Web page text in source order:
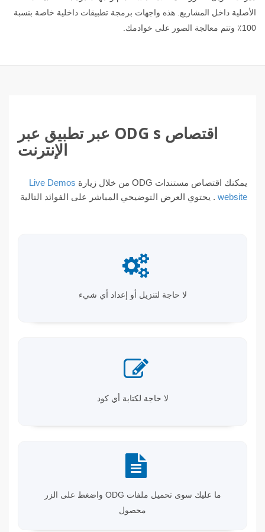
الأصلية داخل المشاريع. هذه واجهات برمجة تطبيقات داخلية خاصة بنسبة
100٪ وتتم معالجة الصور على خوادمك.
اقتصاص ODG s عبر تطبيق عبر
الإنترنت
يمكنك اقتصاص مستندات ODG من خلال زيارة
Live Demos
website . يحتوي العرض التوضيحي المباشر على الفوائد التالية
لا حاجة لتنزيل أو إعداد أي شيء
لا حاجة لكتابة أي كود
ما عليك سوى تحميل ملفات ODG واضغط على الزر
محصول